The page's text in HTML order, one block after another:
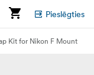
Pieslēgties
Kit for Nikon F Mount